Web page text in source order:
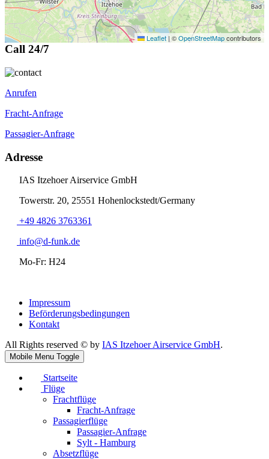
Leaflet | ©OpenStreetMapcontributors
Call 24/7
Anrufen
Fracht-Anfrage
Passagier-Anfrage
Adresse
IAS Itzehoer Airservice GmbH
Towerstr. 20, 25551 Hohenlockstedt/Germany
+49 4826 3763361
info@d-funk.de
Mo-Fr: H24
Impressum
Beförderungsbedingungen
Kontakt
All Rights reserved © by IAS Itzehoer Airservice GmbH.
Mobile Menu Toggle
Startseite
Flüge
Frachtflüge
Fracht-Anfrage
Passagierflüge
Passagier-Anfrage
Sylt - Hamburg
Absetzflüge